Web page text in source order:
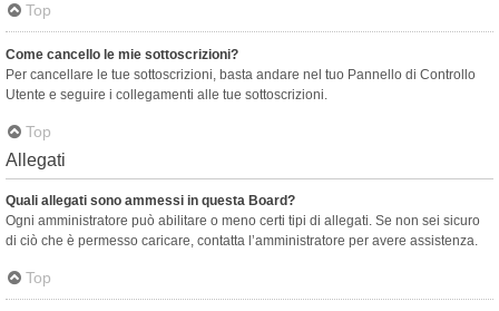
Top
Come cancello le mie sottoscrizioni?
Per cancellare le tue sottoscrizioni, basta andare nel tuo Pannello di Controllo
Utente e seguire i collegamenti alle tue sottoscrizioni.
Top
Allegati
Quali allegati sono ammessi in questa Board?
Ogni amministratore può abilitare o meno certi tipi di allegati. Se non sei sicuro
di ciò che è permesso caricare, contatta l’amministratore per avere assistenza.
Top